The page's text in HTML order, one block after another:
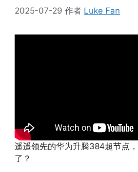
2025-07-29 作者 Luke Fan
遥遥领先的华为升腾384超节点
了？